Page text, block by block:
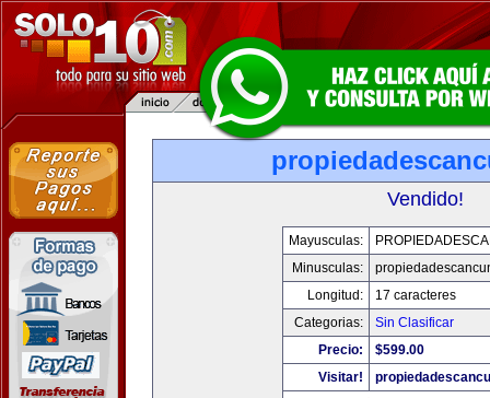
Vendido!
Mayusculas:
Minusculas:
Longitud:
17 caracteres
Categorias:
Sin Clasificar
Precio:
$599.00
Visitar!